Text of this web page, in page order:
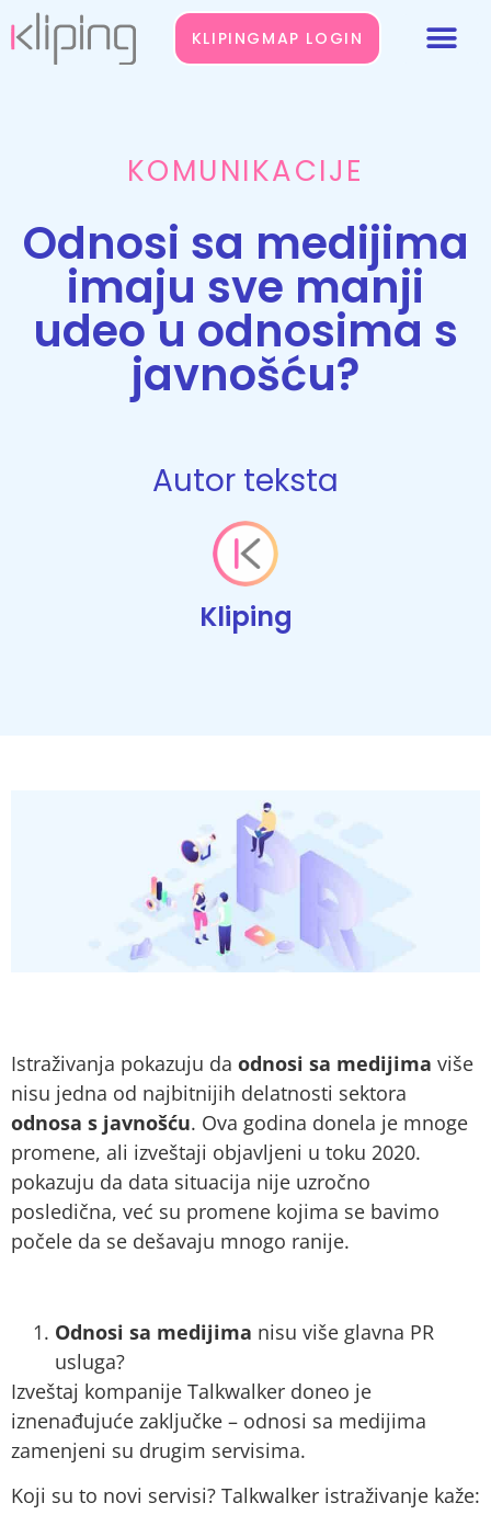
KLIPINGMAP LOGIN
KOMUNIKACIJE
Odnosi sa medijima
imaju sve manji
udeo u odnosima s
javnošću?
Autor teksta
Kliping
Istraživanja pokazuju da odnosi sa medijima više
nisu jedna od najbitnijih delatnosti sektora
odnosa s javnošću. Ova godina donela je mnoge
promene, ali izveštaji objavljeni u toku 2020.
pokazuju da data situacija nije uzročno
posledična, već su promene kojima se bavimo
počele da se dešavaju mnogo ranije.
Odnosi sa medijima nisu više glavna PR
usluga?
Izveštaj kompanije Talkwalker doneo je
iznenađujuće zaključke – odnosi sa medijima
zamenjeni su drugim servisima.
Koji su to novi servisi? Talkwalker istraživanje kaže: